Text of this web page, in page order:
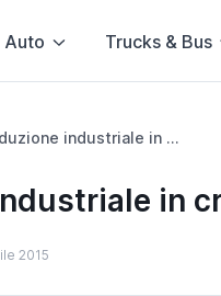
Auto Trucks & Bus
Produzione industriale in crescita a febbraio
in
2015